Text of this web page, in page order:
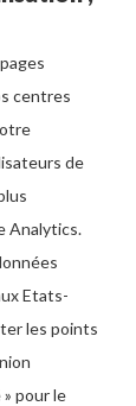
centres
de
Analytics.
Etats-
les points
pour le